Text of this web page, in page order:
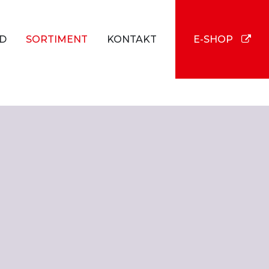
SORTIMENT KONTAKT E-SHOP